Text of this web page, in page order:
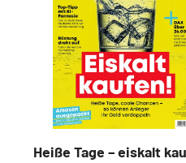
Heiße Tage – eiskalt